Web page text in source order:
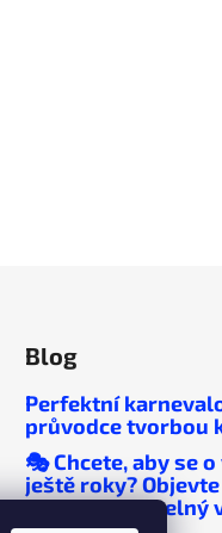
Blog
Perfektní
průvodce tvorbou
🎭 Chcete, aby se
ještě roky?
nezapomenutelný